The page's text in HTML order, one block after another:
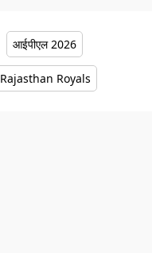
आईपीएल 2026
Rajasthan Royals